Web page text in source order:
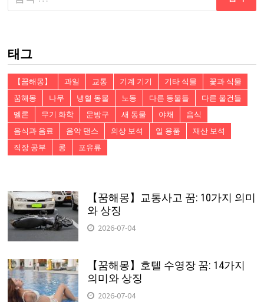
음
태그
【꿈해몽】 과일 교통 기계 기기 기타 식물
꽃과 식물
꿈해몽
나무 냉혈 동물 노동 다른 동물들
다른 물건들
멜론
무기 화학 문방구 새 동물 야채
음식
음식과 음료
음악 댄스 의상 보석 일 용품
재산 보석
직장 공부
콩 포유류
【꿈해몽】교통사고 꿈: 10가지 의미
와 상징
2026-07-04
【꿈해몽】호텔 수영장 꿈: 14가지
의미와 상징
2026-07-04